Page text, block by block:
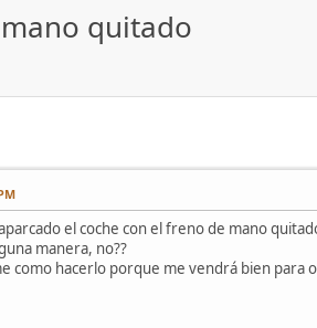
quitado
el coche con el freno de mano
manera, no??
como hacerlo porque me vendrá bien para